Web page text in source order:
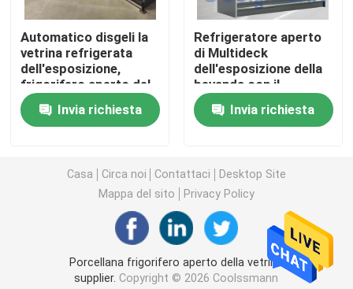
Congelatore dell'isola del supermercato
Congelatore per esposizione di carne
Deli Display Frigorifero
Dispositivo di raffreddamento dell'esposizione
Congelatore per celle frigorifere
Automatico disgeli la
vetrina refrigerata
dell'esposizione,
frigorifero aperto del
refrigeratore 1200L
Invia richiesta
Refrigeratore aperto
di Multideck
dell'esposizione della
bevanda con il
frigorifero della
vetrina della tenda di
notte
Invia richiesta
Casa Circa noi Contattaci
Desktop Site
Mappa del sito
Privacy Policy
Porcellana frigorifero aperto della vetrina
supplier. Copyright © 2026 Coolssmann